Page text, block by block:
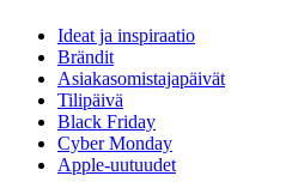
Ideat ja inspiraatio
Brändit
Asiakasomistajapäivät
Tilipäivä
Black Friday
Cyber Monday
Apple-uutuudet